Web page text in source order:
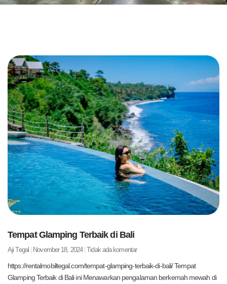
Tempat Glamping Terbaik di Bali
Aji Tegal November 18, 2024 Tidak ada komentar
https://rentalmobiltegal.com/tempat-glamping-terbaik-di-bali/ Tempat
Glamping Terbaik di Bali ini Menawarkan pengalaman berkemah mewah di